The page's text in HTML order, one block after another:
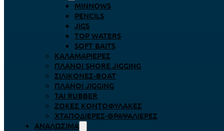
MINNOWS
PENCILS
JIGS
TOP WATERS
SOFT BAITS
ΚΑΛΑΜΑΡΙΈΡΕΣ
ΠΛΆΝΟΙ SHORE JIGGING
ΣΙΛΙΚΌΝΕΣ-BOAT
ΠΛΆΝΟΙ JIGGING
TAI RUBBER
ΖΌΚΕΣ ΚΟΝΤΟΦΎΛΑΚΕΣ
ΧΤΑΠΟΔΙΈΡΕΣ-ΘΡΑΨΑΛΙΈΡΕΣ
ΑΝΑΛΏΣΙΜΑ